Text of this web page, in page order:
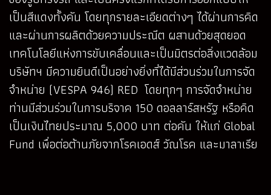
เป็นสีแดงทั้งคัน โดยทุกรายละเอียดต่างๆ ได้ผ่านการคิด
และผ่านการผลิตด้วยความประณีต ผสานด้วยสุดยอด
เทคโนโลยีแห่งการขับเคลื่อนและเป็นมิตรต่อสิ่งแวดล้อม
บริษัทฯ มีความยินดีเป็นอย่างยิ่งที่ได้มีส่วนร่วมในการจัด
จำหน่าย (VESPA 946) RED โดยทุกๆ การจัดจำหน่าย
ท่านมีส่วนร่วมในการบริจาค 150 ดอลลาร์สหรัฐ หรือคิด
เป็นเงินไทยประมาณ 5,000 บาท ต่อคัน ให้แก่ Global
Fund เพื่อต่อต้านภัยจากโรคเอดส์ วัณโรค และมาลาเรีย